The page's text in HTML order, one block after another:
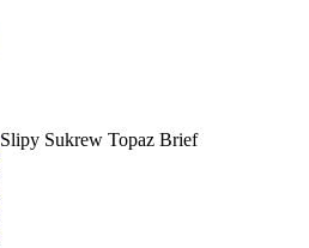
Slipy Sukrew Topaz Brief